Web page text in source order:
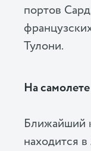
портов
Тулони.
На самолете
Ближайший
находится